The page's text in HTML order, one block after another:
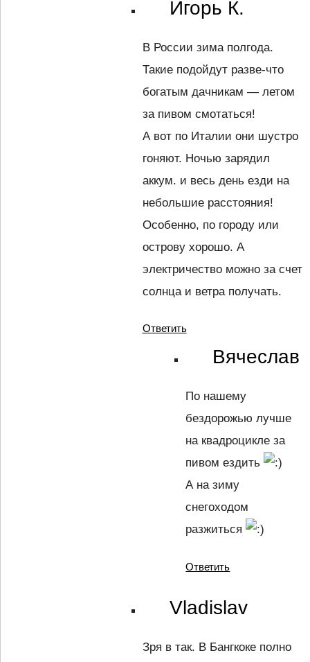
Игорь К.
В России зима полгода.
Такие подойдут разве-что
богатым дачникам — летом
за пивом смотаться!
А вот по Италии они шустро
гоняют. Ночью зарядил
аккум. и весь день езди на
небольшие расстояния!
Особенно, по городу или
острову хорошо. А
электричество можно за счет
солнца и ветра получать.
Ответить
Вячеслав
По нашему
бездорожью лучше
на квадроцикле за
пивом ездить
А на зиму
снегоходом
разжиться
Ответить
Vladislav
Зря в так. В Бангкоке полно